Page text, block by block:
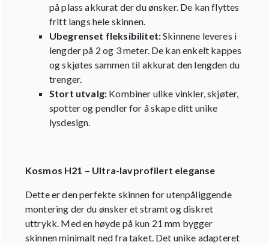
på plass akkurat der du ønsker. De kan flyttes
fritt langs hele skinnen.
Ubegrenset fleksibilitet:Skinnene leveres i
lengder på 2 og 3 meter. De kan enkelt kappes
og skjøtes sammen til akkurat den lengden du
trenger.
Stort utvalg: Kombiner ulike vinkler, skjøter,
spotter og pendler for å skape ditt unike
lysdesign.
Kosmos H21 – Ultra-lavprofilert eleganse
Dette er den perfekte skinnen for utenpåliggende
montering der du ønsker et stramt og diskret
uttrykk. Med en høyde på kun 21 mm bygger
skinnen minimalt ned fra taket. Det unike adapteret